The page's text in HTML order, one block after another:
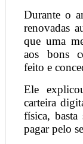
Durante o
renovadas
que uma
aos bons
feito e
Ele
carteira
física,
pagar pelo